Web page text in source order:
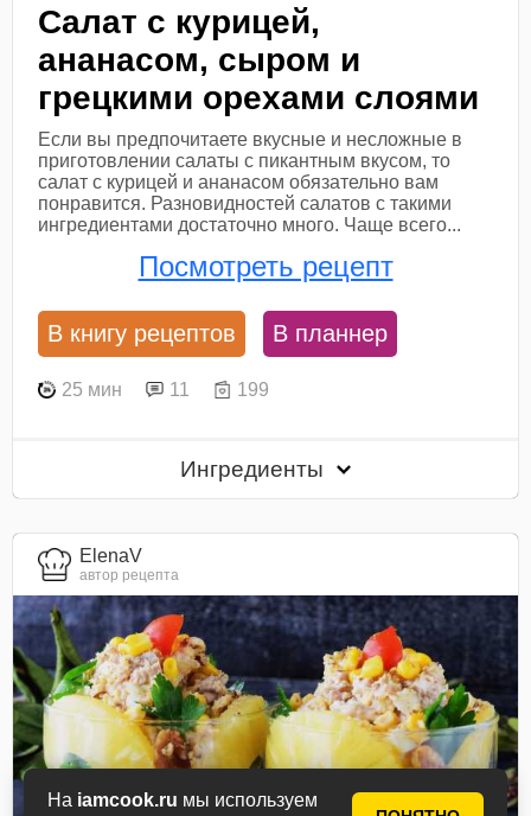
На iamcook.ru мы используем
Салат с курицей,
ананасом, сыром и
грецкими орехами слоями
Если вы предпочитаете вкусные и несложные в
приготовлении салаты с пикантным вкусом, то
салат с курицей и ананасом обязательно вам
понравится. Разновидностей салатов с такими
ингредиентами достаточно много. Чаще всего...
Посмотреть рецепт
В книгу рецептов В планнер
25 мин 11 199
Ингредиенты
ElenaV
автор рецепта